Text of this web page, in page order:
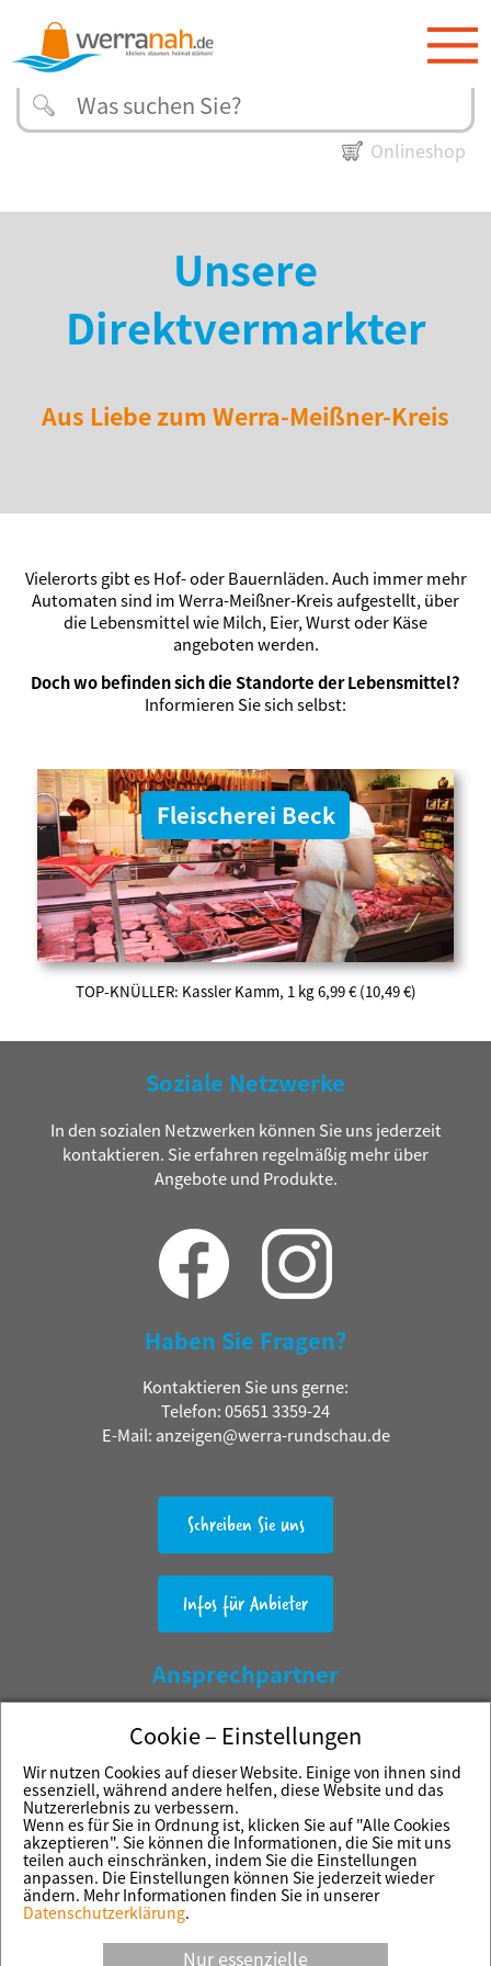
Onlineshop
Unsere
Direktvermarkter
Aus Liebe zum Werra-Meißner-Kreis
Vielerorts gibt es Hof- oder Bauernläden. Auch immer mehr
Automaten sind im Werra-Meißner-Kreis aufgestellt, über
die Lebensmittel wie Milch, Eier, Wurst oder Käse
angeboten werden.
Doch wo befinden sich die Standorte der Lebensmittel?
Informieren Sie sich selbst:
Fleischerei Beck
TOP-KNÜLLER: Kassler Kamm, 1 kg 6,99 € (10,49 €)
Soziale Netzwerke
In den sozialen Netzwerken können Sie uns jederzeit
kontaktieren. Sie erfahren regelmäßig mehr über
Angebote und Produkte.
Haben Sie Fragen?
Kontaktieren Sie uns gerne:
Telefon: 05651 3359-24
E-Mail: anzeigen@werra-rundschau.de
Schreiben Sie uns
Infos für Anbieter
Ansprechpartner
Martin Meister
Werra Verlag Kluthe GmbH & Co. KG
Herrengasse 1-5
37269 Eschwege
Impressum
Cookie-Einstellungen
Powered by
Cookie – Einstellungen
Wir nutzen Cookies auf dieser Website. Einige von ihnen sind
essenziell, während andere helfen, diese Website und das
Nutzererlebnis zu verbessern.
Wenn es für Sie in Ordnung ist, klicken Sie auf "Alle Cookies
akzeptieren". Sie können die Informationen, die Sie mit uns
teilen auch einschränken, indem Sie die Einstellungen
anpassen. Die Einstellungen können Sie jederzeit wieder
ändern. Mehr Informationen finden Sie in unserer
Datenschutzerklärung.
Nur essenzielle